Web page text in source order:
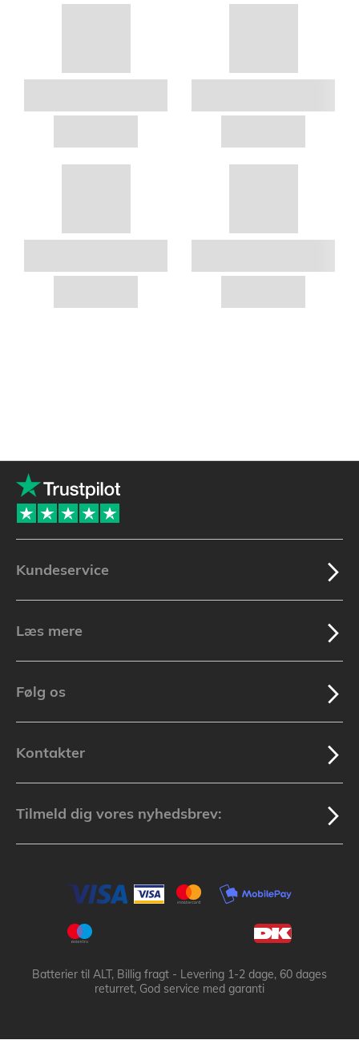
Kundeservice
Læs mere
Følg os
Kontakter
Tilmeld dig vores nyhedsbrev:
Batterier til ALT, Billig fragt - Levering 1-2 dage, 60 dages
returret, God service med garanti